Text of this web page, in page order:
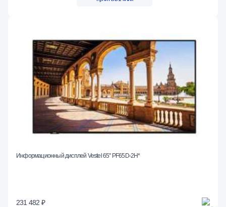
Информационный дисплей Vestel 65" PF65D-2H*
231 482 ₽